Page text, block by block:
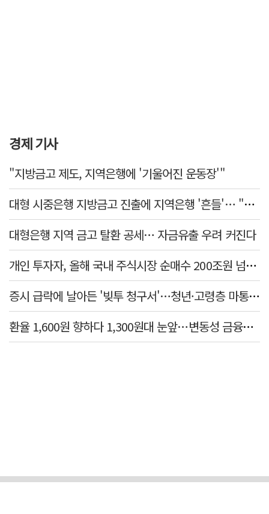
경제 기사
"지방금고 제도, 지역은행에 '기울어진 운동장'"
대형 시중은행 지방금고 진출에 지역은행 '흔들'… "생태계 보호 장치 필요"
대형은행 지역 금고 탈환 공세… 자금유출 우려 커진다
개인 투자자, 올해 국내 주식시장 순매수 200조원 넘었다
증시 급락에 날아든 '빚투 청구서'…청년·고령층 마통 연체↑
환율 1,600원 향하다 1,300원대 눈앞…변동성 금융위기 후 최고